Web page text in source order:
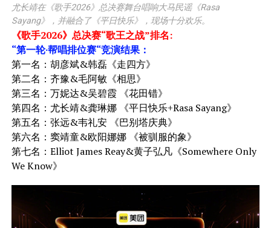
尤长靖在《歌手2026》总决赛舞台唱响大马民谣《Rasa
Sayang》，并融合了《平日快乐》，现场十分欢乐。
《歌手2026》总决赛“歌王之战”排名:
“第一轮·帮唱排位赛“竞演结果：
第一名：胡彦斌&韩磊《走四方》
第二名：齐豫&毛阿敏《相思》
第三名：万妮达&吴碧霞 《花田错》
第四名：尤长靖&龚琳娜 《平日快乐+Rasa Sayang》
第五名：张远&韦礼安 《巴别塔庆典》
第六名：窦靖童&欧阳娜娜 《被驯服的象》
第七名：Elliot James Reay&黄子弘凡《Somewhere Only
We Know》